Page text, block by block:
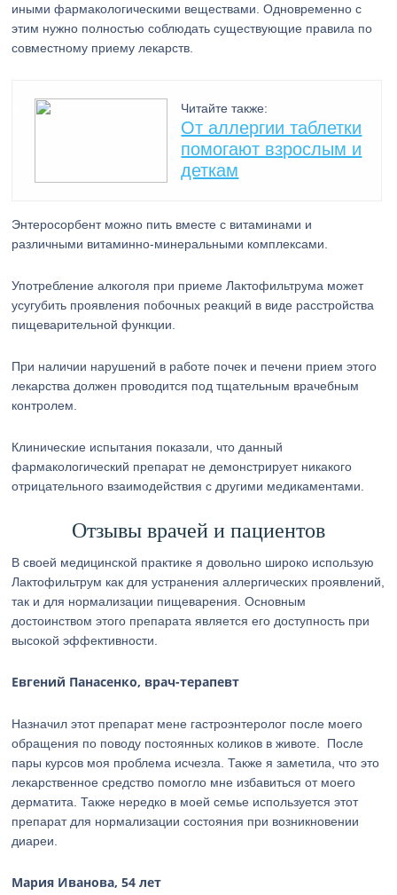
иными фармакологическими веществами. Одновременно с
этим нужно полностью соблюдать существующие правила по
совместному приему лекарств.
Читайте также:
От аллергии таблетки
помогают взрослым и
деткам
Энтеросорбент можно пить вместе с витаминами и
различными витаминно-минеральными комплексами.
Употребление алкоголя при приеме Лактофильтрума может
усугубить проявления побочных реакций в виде расстройства
пищеварительной функции.
При наличии нарушений в работе почек и печени прием этого
лекарства должен проводится под тщательным врачебным
контролем.
Клинические испытания показали, что данный
фармакологический препарат не демонстрирует никакого
отрицательного взаимодействия с другими медикаментами.
Отзывы врачей и пациентов
В своей медицинской практике я довольно широко использую
Лактофильтрум как для устранения аллергических проявлений,
так и для нормализации пищеварения. Основным
достоинством этого препарата является его доступность при
высокой эффективности.
Евгений Панасенко, врач-терапевт
Назначил этот препарат мене гастроэнтеролог после моего
обращения по поводу постоянных коликов в животе. После
пары курсов моя проблема исчезла. Также я заметила, что это
лекарственное средство помогло мне избавиться от моего
дерматита. Также нередко в моей семье используется этот
препарат для нормализации состояния при возникновении
диареи.
Мария Иванова, 54 лет